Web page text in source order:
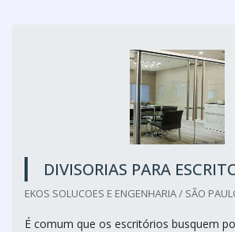
DIVISORIAS PARA
EKOS SOLUCOES E ENGENHARIA / SÃO
É comum que os escritórios busquem